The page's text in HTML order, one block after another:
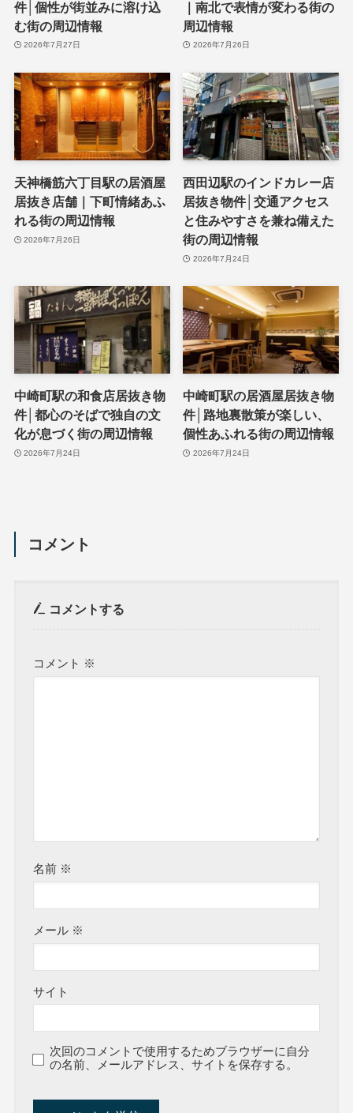
件│個性が街並みに溶け込
む街の周辺情報
2026年7月27日
｜南北で表情が変わる街の
周辺情報
2026年7月26日
天神橋筋六丁目駅の居酒屋
居抜き店舗｜下町情緒あふ
れる街の周辺情報
2026年7月26日
西田辺駅のインドカレー店
居抜き物件│交通アクセス
と住みやすさを兼ね備えた
街の周辺情報
2026年7月24日
中崎町駅の和食店居抜き物
件│都心のそばで独自の文
化が息づく街の周辺情報
2026年7月24日
中崎町駅の居酒屋居抜き物
件│路地裏散策が楽しい、
個性あふれる街の周辺情報
2026年7月24日
コメント
コメントする
コメント ※
名前 ※
メール ※
サイト
次回のコメントで使用するためブラウザーに自分
の名前、メールアドレス、サイトを保存する。